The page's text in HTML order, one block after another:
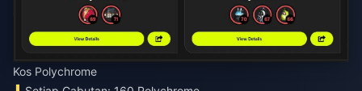
Kos Polychrome